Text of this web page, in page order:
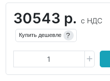
30543 р. с НДС
Купить дешевле ?